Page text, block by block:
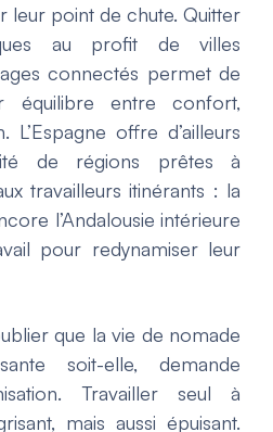
leur point de chute. Quitter
au profit de villes
connectés permet de
équilibre entre confort,
L’Espagne offre d’ailleurs
de régions prêtes à
travailleurs itinérants : la
l’Andalousie intérieure
pour redynamiser leur
que la vie de nomade
soit-elle, demande
Travailler seul à
mais aussi épuisant.